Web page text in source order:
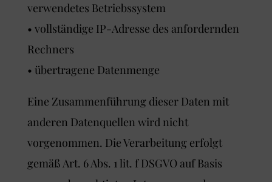
verwendetes Betriebssystem
• vollständige IP-Adresse des anfordernden
Rechners
• übertragene Datenmenge
Eine Zusammenführung dieser Daten mit
anderen Datenquellen wird nicht
vorgenommen. Die Verarbeitung erfolgt
gemäß Art. 6 Abs. 1 lit. f DSGVO auf Basis